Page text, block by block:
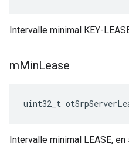
Intervalle minimal KEY-
mMinLease
uint32_t
Intervalle minimal LEASE,